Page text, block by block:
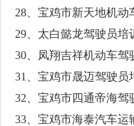
28、宝鸡市新天地机动
29、太白懿龙驾驶员培
30、凤翔吉祥机动
31、宝鸡市晟迈
32、宝鸡市四通帝海驾
33、宝鸡市海泰汽车运